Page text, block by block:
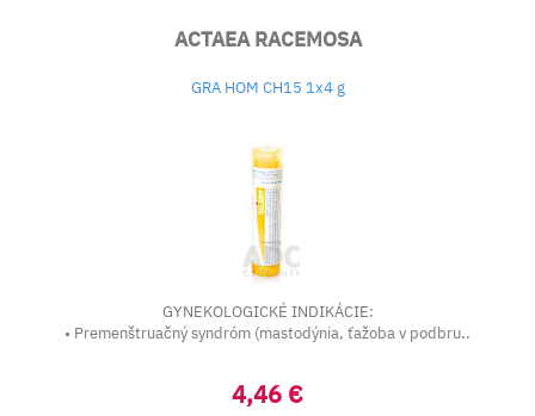
ACTAEA RACEMOSA
GRA HOM CH15 1x4 g
GYNEKOLOGICKÉ INDIKÁCIE:
• Premenštruačný syndróm (mastodýnia, ťažoba v podbru..
4,46 €